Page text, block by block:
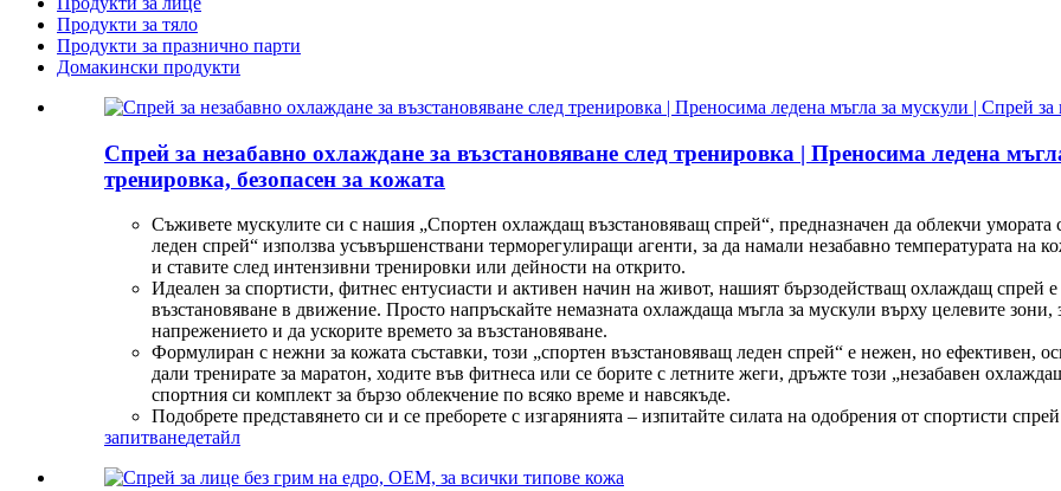
Продукти за тяло
Продукти за празнично парти
Домакински продукти
Спрей за незабавно охлаждане за възстановяване след тренировка | Преносима ледена
тренировка, безопасен за кожата
Съживете мускулите си с нашия „Спортен охлаждащ възстановяващ спрей“, предназначен да облекчи умората
леден спрей“ използва усъвършенствани терморегулиращи агенти, за да намали незабавно температурата на
и ставите след интензивни тренировки или дейности на открито.
Идеален за спортисти, фитнес ентусиасти и активен начин на живот, нашият бързодействащ охлаждащ спрей е
възстановяване в движение. Просто напръскайте немазната охлаждаща мъгла за мускули върху целевите зони,
напрежението и да ускорите времето за възстановяване.
Формулиран с нежни за кожата съставки, този „спортен възстановяващ леден спрей“ е нежен, но ефективен,
дали тренирате за маратон, ходите във фитнеса или се борите с летните жеги, дръжте този „незабавен
спортния си комплект за бързо облекчение по всяко време и навсякъде.
Подобрете представянето си и се преборете с изгарянията – изпитайте силата на одобрения от спортисти
запитванедетайл